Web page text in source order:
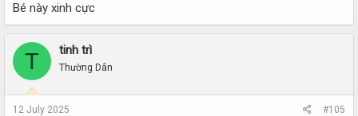
Bé này xinh cực
T tinh trì
Thường Dân
12 July 2025 #105